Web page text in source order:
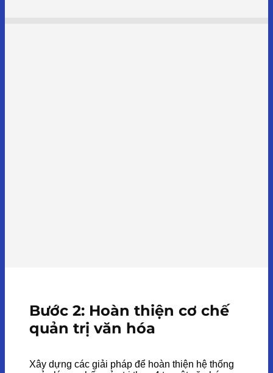
Bước 2: Hoàn thiện cơ chế
quản trị văn hóa
Xây dựng các giải pháp để hoàn thiện hệ thống